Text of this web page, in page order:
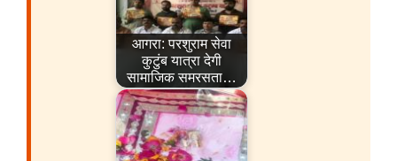
आगरा: परशुराम सेवा
कुटुंब यात्रा देगी
सामाजिक समरसता…